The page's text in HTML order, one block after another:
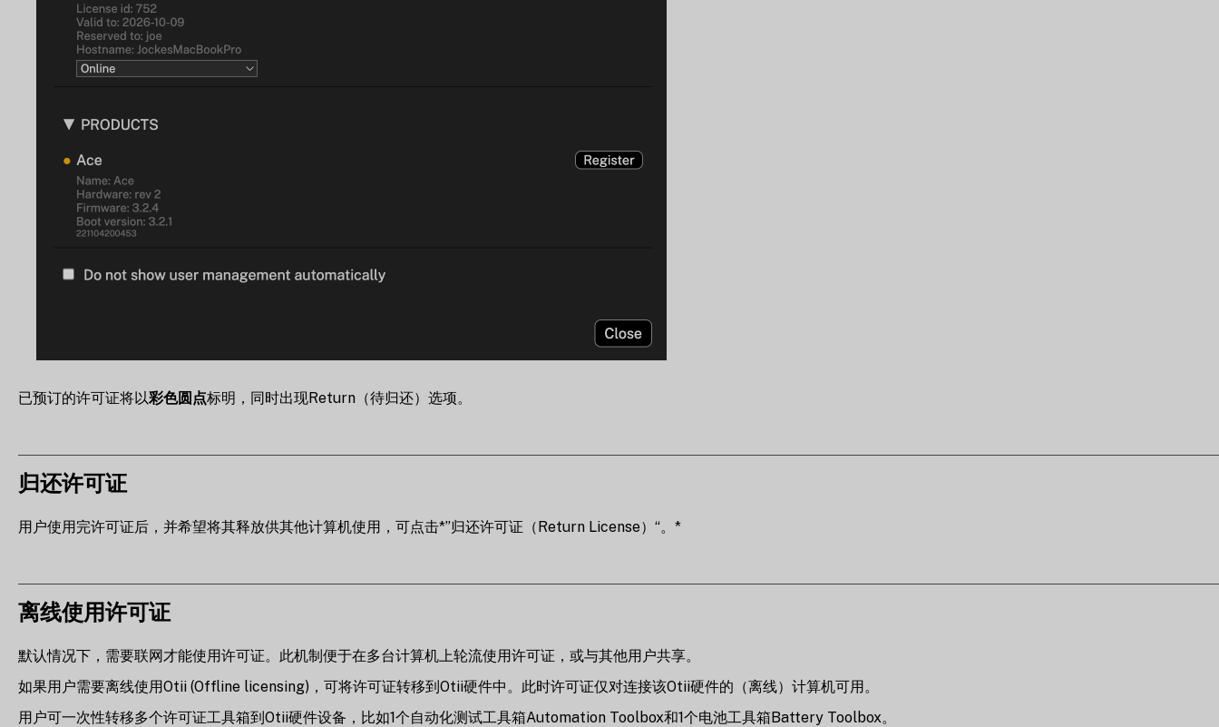
已预订的许可证将以彩色圆点标明，同时出现Return（待归还）选项。
归还许可证
用户使用完许可证后，并希望将其释放供其他计算机使用，可点击*”归还许可证（Return License）“。*
离线使用许可证
默认情况下，需要联网才能使用许可证。此机制便于在多台计算机上轮流使用许可证，或与其他用户共享。
如果用户需要离线使用Otii (Offline licensing)，可将许可证转移到Otii硬件中。此时许可证仅对连接该Otii硬件的（离线）计算机可用。
用户可一次性转移多个许可证工具箱到Otii硬件设备，比如1个自动化测试工具箱Automation Toolbox和1个电池工具箱Battery Toolbox。